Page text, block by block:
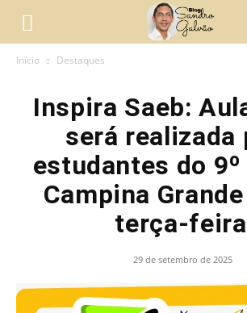
Início Destaques
Inspira Saeb:
será realizada
estudantes do 9º
Campina
terça-feira
29 de setembro de 2025